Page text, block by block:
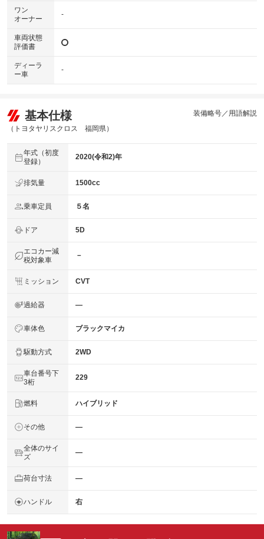
ワン
オーナー
-
車両状態
評価書
ディーラ
ー車
-
基本仕様
（トヨタヤリスクロス 福岡県）
装備略号／用語解説
年式（初度
登録）
2020(令和2)年
排気量 1500cc
乗車定員 ５名
ドア 5D
エコカー減
税対象車
－
ミッション CVT
過給器 ―
車体色 ブラックマイカ
駆動方式 2WD
車台番号下
3桁
229
燃料 ハイブリッド
その他 ―
全体のサイ
ズ
―
荷台寸法 ―
ハンドル 右